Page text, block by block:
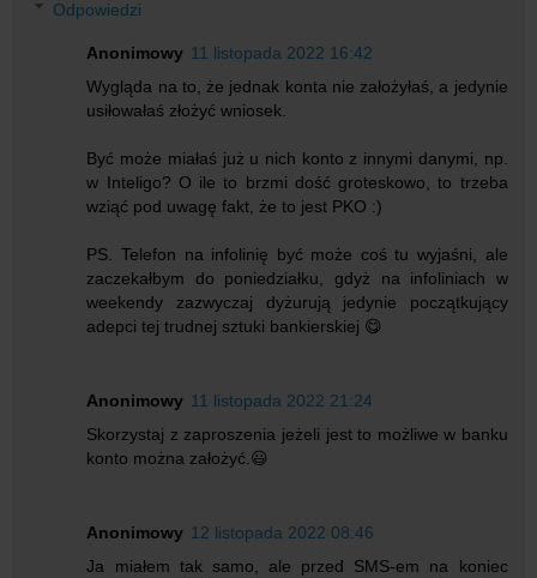
Odpowiedzi
Anonimowy 11 listopada 2022 16:42
Wygląda na to, że jednak konta nie założyłaś, a jedynie
usiłowałaś złożyć wniosek.
Być może miałaś już u nich konto z innymi danymi, np.
w Inteligo? O ile to brzmi dość groteskowo, to trzeba
wziąć pod uwagę fakt, że to jest PKO :)
PS. Telefon na infolinię być może coś tu wyjaśni, ale
zaczekałbym do poniedziałku, gdyż na infoliniach w
weekendy zazwyczaj dyżurują jedynie początkujący
adepci tej trudnej sztuki bankierskiej 😋
Anonimowy 11 listopada 2022 21:24
Skorzystaj z zaproszenia jeżeli jest to możliwe w banku
konto można założyć.😃
Anonimowy 12 listopada 2022 08:46
Ja miałem tak samo, ale przed SMS-em na koniec